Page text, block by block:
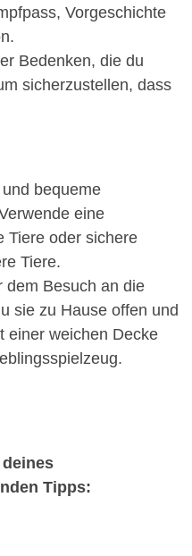
Vorgeschichte
Bedenken, die du
sicherzustellen, dass
bequeme
eine
Tiere oder sichere
Tiere.
dem Besuch an die
sie zu Hause offen und
einer weichen Decke
Tipps: